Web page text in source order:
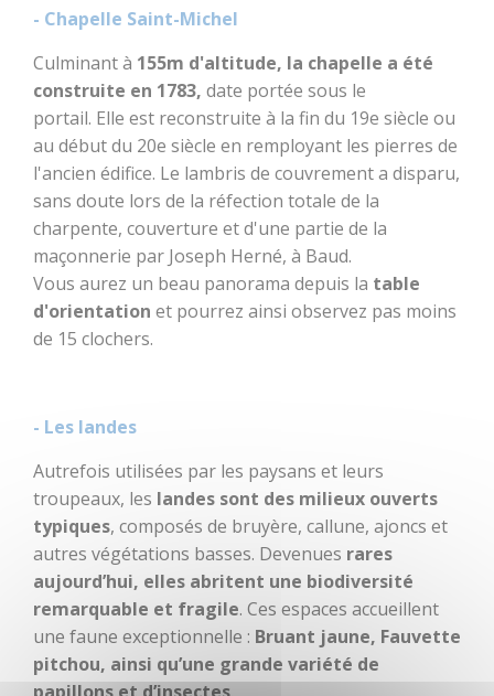
Bouger
VTT, balade à
cheval...
Sorties en famille
À l'eau !
Centre équestre
Golf
Le Train
touristique
Location de vélos
Pêche
Loisirs à deux pas
Déguster
- Chapelle Saint-Michel
Culminant à 155m d'altitude, la chapelle a été
construite en 1783, date portée sous le
portail. Elle est reconstruite à la fin du 19e siècle ou
au début du 20e siècle en remployant les pierres de
l'ancien édifice. Le lambris de couvrement a disparu,
sans doute lors de la réfection totale de la
charpente, couverture et d'une partie de la
maçonnerie par Joseph Herné, à Baud.
Vous aurez un beau panorama depuis la table
d'orientation et pourrez ainsi observez pas moins
de 15 clochers.
- Les landes
Autrefois utilisées par les paysans et leurs
troupeaux, les landes sont des milieux ouverts
typiques, composés de bruyère, callune, ajoncs et
autres végétations basses. Devenues rares
aujourd’hui, elles abritent une biodiversité
remarquable et fragile. Ces espaces accueillent
une faune exceptionnelle : Bruant jaune, Fauvette
pitchou, ainsi qu’une grande variété de